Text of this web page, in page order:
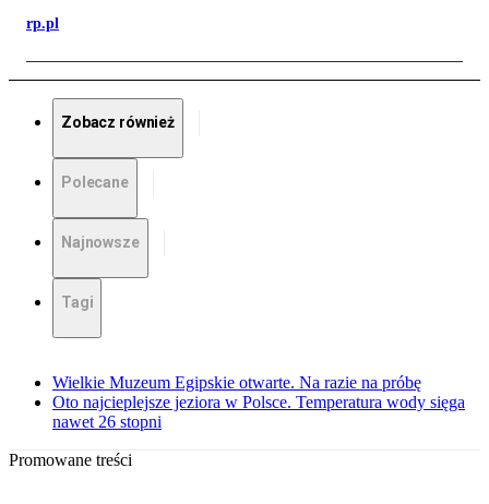
rp.pl
Zobacz również
Polecane
Najnowsze
Tagi
Wielkie Muzeum Egipskie otwarte. Na razie na próbę
Oto najcieplejsze jeziora w Polsce. Temperatura wody sięga
nawet 26 stopni
Promowane treści